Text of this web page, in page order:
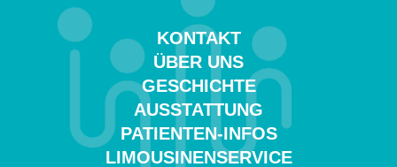
KONTAKT
ÜBER UNS
GESCHICHTE
AUSSTATTUNG
PATIENTEN-INFOS
LIMOUSINENSERVICE